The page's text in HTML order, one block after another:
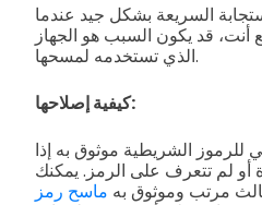
السريعة بشكل جيد عندما
أنت، قد يكون السبب هو الجهاز
الذي تستخدمه لمسحها.
كيفية إصلاحها:
الشريطية موثوق به إذا
أو لم تتعرف على الرمز. يمكنك
مرتب وموثوق به ماسح رمز